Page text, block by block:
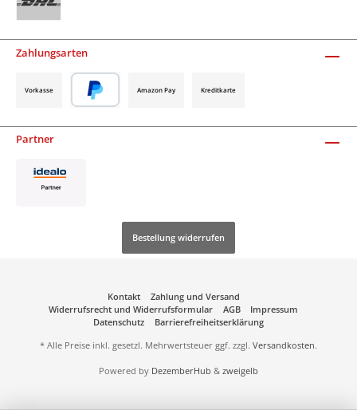
Zahlungsarten
Vorkasse Amazon Pay Kreditkarte
Partner
Bestellung widerrufen
Kontakt
Zahlung und Versand
Widerrufsrecht und Widerrufsformular
AGB
Impressum
Datenschutz
Barrierefreiheitserklärung
* Alle Preise inkl. gesetzl. Mehrwertsteuer ggf. zzgl. Versandkosten.
Powered by DezemberHub & zweigelb